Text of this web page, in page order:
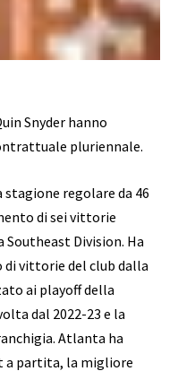
Snyder hanno
pluriennale.
regolare da 46
di sei vittorie
Division. Ha
di vittorie del club dalla
ai playoff della
dal 2022-23 e la
Atlanta ha
a partita, la migliore